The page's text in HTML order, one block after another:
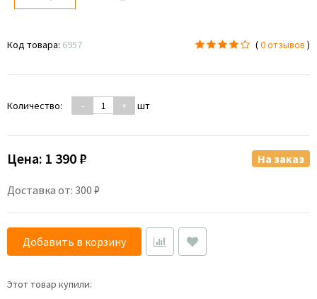
Код товара: 6957 (0 отзывов )
Количество: - + шт
Цена: 1 390 ₽
Доставка от: 300 ₽
На заказ
Добавить в корзину
Этот товар купили: